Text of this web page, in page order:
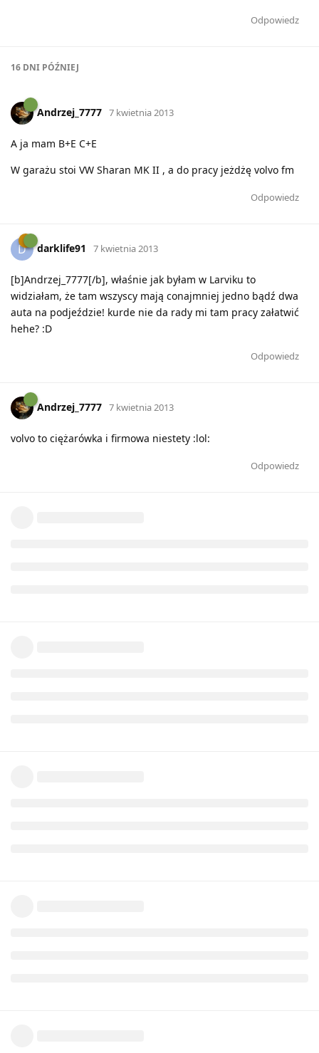
Odpowiedz
16 DNI PÓŹNIEJ
Andrzej_7777 7 kwietnia 2013
A ja mam B+E C+E
W garażu stoi VW Sharan MK II , a do pracy jeżdżę volvo fm
Odpowiedz
D darklife91 7 kwietnia 2013
[b]Andrzej_7777[/b], właśnie jak byłam w Larviku to
widziałam, że tam wszyscy mają conajmniej jedno bądź dwa
auta na podjeździe! kurde nie da rady mi tam pracy załatwić
hehe? :D
Odpowiedz
Andrzej_7777 7 kwietnia 2013
volvo to ciężarówka i firmowa niestety :lol:
Odpowiedz